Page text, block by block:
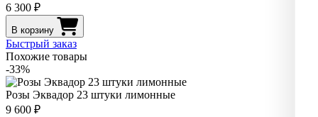
6 300 ₽
В корзину
Быстрый заказ
Похожие товары
-33%
Розы Эквадор 23 штуки лимонные
9 600 ₽